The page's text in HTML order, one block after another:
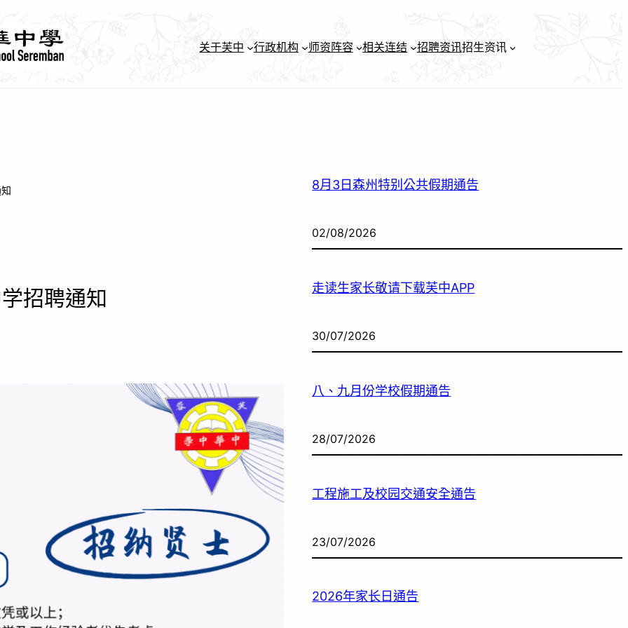
关于芙中 行政机构 师资阵容 相关连结 招聘资讯招生资讯
招聘通知
8月3日森州特别公共假期通告
02/08/2026
走读生家长敬请下载芙中APP
30/07/2026
八、九月份学校假期通告
28/07/2026
工程施工及校园交通安全通告
23/07/2026
2026年家长日通告